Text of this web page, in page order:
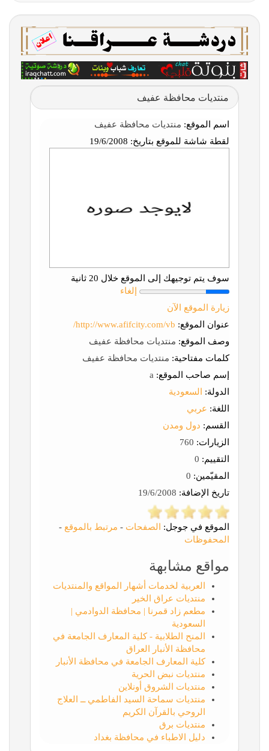
منتديات محافظة عفيف
اسم الموقع: منتديات محافظة عفيف
لقطة شاشة للموقع بتاريخ:
سوف يتم توجيهك إلى الموقع خلال 20 ثانية
إلغاء
زيارة الموقع الآن
عنوان الموقع: http://www.afifcity.com/vb/
وصف الموقع: منتديات محافظة عفيف
كلمات مفتاحية: منتديات محافظة عفيف
إسم صاحب الموقع:
الدولة:
السعودية
اللغة: عربي
القسم: دول ومدن
الزيارات:
التقييم:
المقيّمين:
تاريخ الإضافة:
الموقع في جوجل: الصفحات - مرتبط بالموقع -
المحفوظات
مواقع مشابهة
العربية لخدمات أشهار المواقع والمنتديات
منتديات عراق الخير
مطعم زاد قمرنا | محافظة الدوادمي |
السعودية
المنح الطلابية - كلية المعارف الجامعة في
محافظة الأنبار العراق
كلية المعارف الجامعة في محافظة الأنبار
منتديات نبض الحرية
منتديات الشروق أونلاين
منتديات سماحة السيد الفاطمي ــ العلاج
الروحي بالقرآن الكريم
منتديات برق
دليل الاطباء في محافظة بغداد